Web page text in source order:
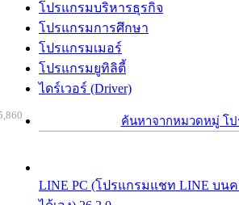
โปรแกรมบริหารธุรกิจ
โปรแกรมการศึกษา
โปรแกรมเมอร์
โปรแกรมยูทิลิตี้
ไดร์เวอร์ (Driver)
ค้นหาจากหมวดหมู่ โป
LINE PC (โปรแกรมแชท LINE บน